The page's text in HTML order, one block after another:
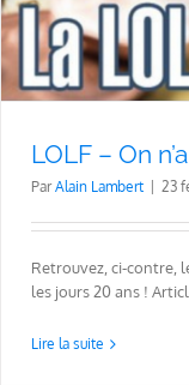
LOLF – On
ParAlain Lambert 23
Retrouvez, ci-contre,
les jours 20 ans !
Lire la suite